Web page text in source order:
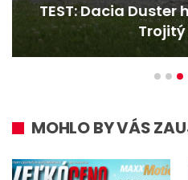
TEST: Dacia Duster
MOHLO BY VÁS